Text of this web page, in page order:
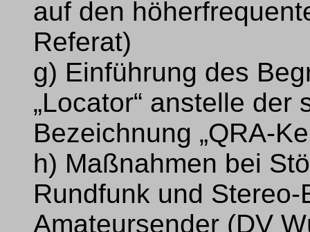
auf den
Referat)
g) Einführung des
„Locator“ anstelle der
Bezeichnung „QRA-
h) Maßnahmen bei
Rundfunk und
Amateursender (DV